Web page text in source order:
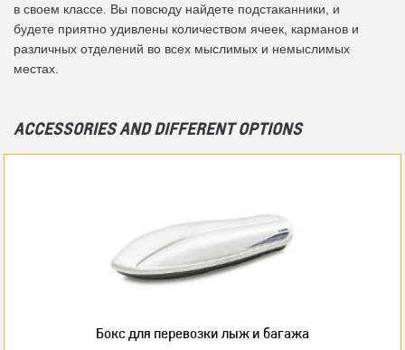
в своем классе. Вы повсюду найдете подстаканники, и
будете приятно удивлены количеством ячеек, карманов и
различных отделений во всех мыслимых и немыслимых
местах.
ACCESSORIES AND DIFFERENT OPTIONS
Бокс для перевозки лыж и багажа